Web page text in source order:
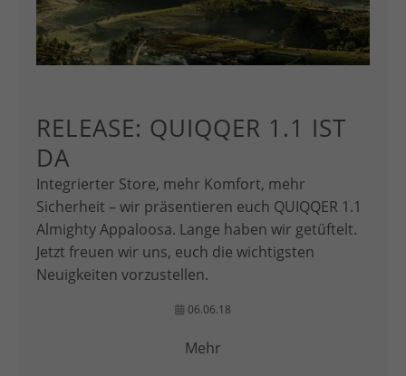
RELEASE: QUIQQER 1.1 IST
DA
Integrierter Store, mehr Komfort, mehr
Sicherheit – wir präsentieren euch QUIQQER 1.1
Almighty Appaloosa. Lange haben wir getüftelt.
Jetzt freuen wir uns, euch die wichtigsten
Neuigkeiten vorzustellen.
06.06.18
Mehr